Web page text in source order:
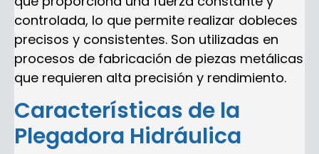
controlada, lo que permite realizar dobleces
precisos y consistentes. Son utilizadas en
procesos de fabricación de piezas metálicas
que requieren alta precisión y rendimiento.
Características de la
Plegadora Hidráulica